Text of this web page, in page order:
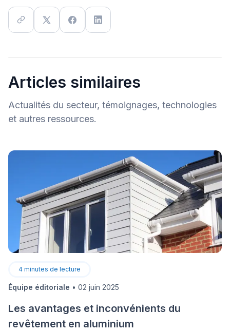
Articles similaires
Actualités du secteur, témoignages, technologies
et autres ressources.
4 minutes de lecture
Équipe éditoriale • 02 juin 2025
Les avantages et inconvénients du
revêtement en aluminium